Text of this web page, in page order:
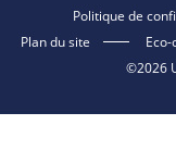
Politique de
Plan du site
©2026